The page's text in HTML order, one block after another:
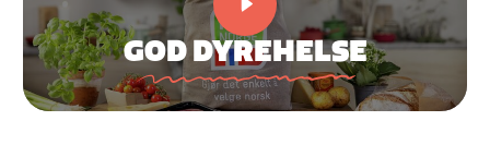
Play
video
GOD DYREHELSE